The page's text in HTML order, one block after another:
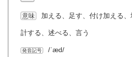
意味 加える、足す、付け加える
計する、述べる、言う
発音記号 /ˈæd/